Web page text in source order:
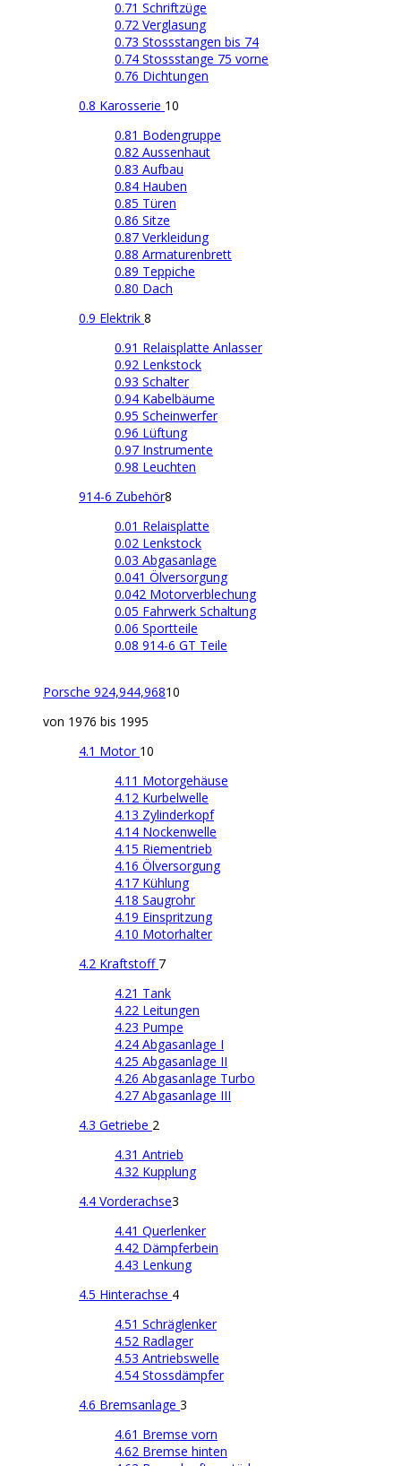
0.71 Schriftzüge
0.72 Verglasung
0.73 Stossstangen bis 74
0.74 Stossstange 75 vorne
0.76 Dichtungen
0.8 Karosserie 10
0.81 Bodengruppe
0.82 Aussenhaut
0.83 Aufbau
0.84 Hauben
0.85 Türen
0.86 Sitze
0.87 Verkleidung
0.88 Armaturenbrett
0.89 Teppiche
0.80 Dach
0.9 Elektrik 8
0.91 Relaisplatte Anlasser
0.92 Lenkstock
0.93 Schalter
0.94 Kabelbäume
0.95 Scheinwerfer
0.96 Lüftung
0.97 Instrumente
0.98 Leuchten
914-6 Zubehör8
0.01 Relaisplatte
0.02 Lenkstock
0.03 Abgasanlage
0.041 Ölversorgung
0.042 Motorverblechung
0.05 Fahrwerk Schaltung
0.06 Sportteile
0.08 914-6 GT Teile
Porsche 924,944,96810
von 1976 bis 1995
4.1 Motor 10
4.11 Motorgehäuse
4.12 Kurbelwelle
4.13 Zylinderkopf
4.14 Nockenwelle
4.15 Riementrieb
4.16 Ölversorgung
4.17 Kühlung
4.18 Saugrohr
4.19 Einspritzung
4.10 Motorhalter
4.2 Kraftstoff 7
4.21 Tank
4.22 Leitungen
4.23 Pumpe
4.24 Abgasanlage I
4.25 Abgasanlage II
4.26 Abgasanlage Turbo
4.27 Abgasanlage III
4.3 Getriebe 2
4.31 Antrieb
4.32 Kupplung
4.4 Vorderachse3
4.41 Querlenker
4.42 Dämpferbein
4.43 Lenkung
4.5 Hinterachse 4
4.51 Schräglenker
4.52 Radlager
4.53 Antriebswelle
4.54 Stossdämpfer
4.6 Bremsanlage 3
4.61 Bremse vorn
4.62 Bremse hinten